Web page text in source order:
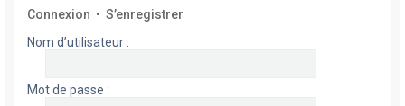
Connexion • S’enregistrer
Nom d’utilisateur :
Mot de passe :